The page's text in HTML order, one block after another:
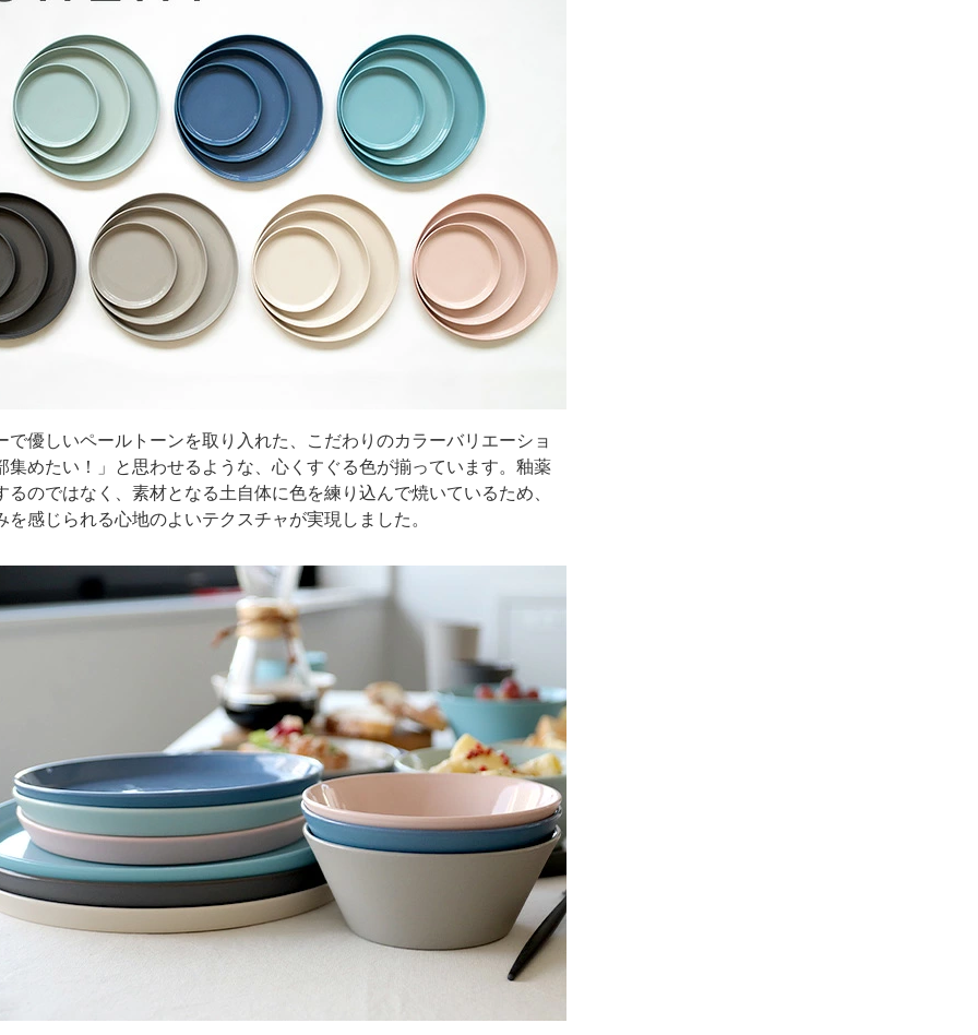
で優しいペールトーンを取り入れた、こだわりのカラーバリエーショ
集めたい！」と思わせるような、心くすぐる色が揃っています。釉薬
るのではなく、素材となる土自体に色を練り込んで焼いているため、
を感じられる心地のよいテクスチャが実現しました。